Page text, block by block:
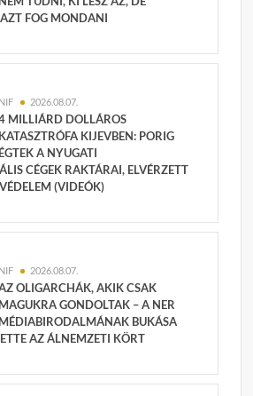
AZT FOG MONDANI
NIF 2026.08.07.
MILLIÁRD DOLLÁROS
KATASZTRÓFA KIJEVBEN: PORIG
ÉGTEK A NYUGATI
CÉGEK RAKTÁRAI, ELVÉRZETT
(VIDEÓK)
NIF 2026.08.07.
OLIGARCHÁK, AKIK CSAK
MAGUKRA GONDOLTAK – A NER
MÉDIABIRODALMÁNAK BUKÁSA
AZ ÁLNEMZETI KÖRT